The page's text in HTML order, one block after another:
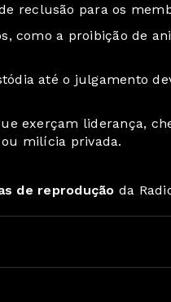
reclusão para os
como a proibição de
até o julgamento
exerçam liderança,
milícia privada.
de reprodução da